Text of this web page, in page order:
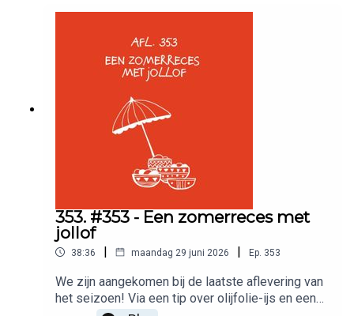
Meer van dit
Muziek: Keez Groenteman
Wil je adverteren in deze podcast? Stuur een mailtje
Adverteerders (direct):adverteren@meervandit.nl
(Media)bureaus:adverteren@bienmedia.nl
353. #353 - Een zomerreces met
jollof
38:36 | maandag 29 juni 2026 | Ep. 353
We zijn aangekomen bij de laatste aflevering van
het seizoen! Via een tip over olijfolie-ijs en een